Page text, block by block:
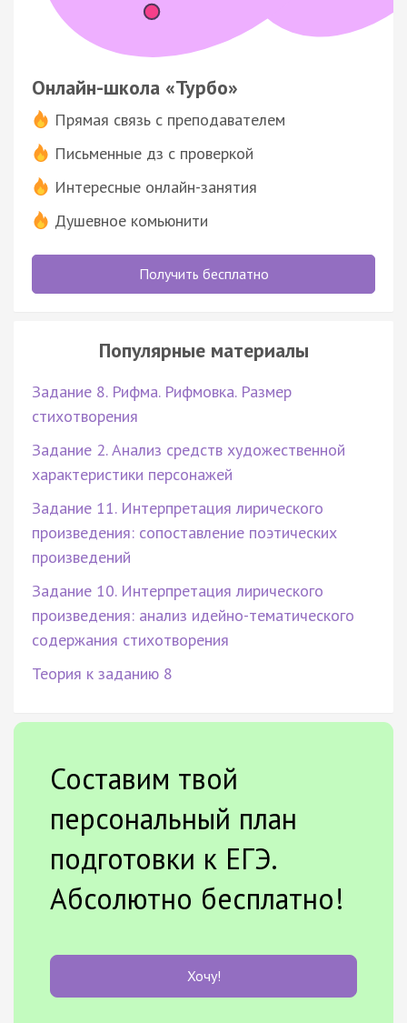
Онлайн-школа «Турбо»
Прямая связь с преподавателем
Письменные дз с проверкой
Интересные онлайн-занятия
Душевное комьюнити
Получить бесплатно
Популярные материалы
Задание 8. Рифма. Рифмовка. Размер
стихотворения
Задание 2. Анализ средств художественной
характеристики персонажей
Задание 11. Интерпретация лирического
произведения: сопоставление поэтических
произведений
Задание 10. Интерпретация лирического
произведения: анализ идейно-тематического
содержания стихотворения
Теория к заданию 8
Составим твой
персональный план
подготовки к ЕГЭ.
Абсолютно бесплатно!
Хочу!